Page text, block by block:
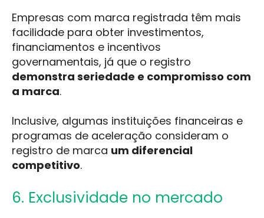
Empresas com marca registrada têm mais
facilidade para obter investimentos,
financiamentos e incentivos
governamentais, já que o registro
demonstra seriedade e compromisso com
a marca.
Inclusive, algumas instituições financeiras e
programas de aceleração consideram o
registro de marca um diferencial
competitivo.
6. Exclusividade no mercado